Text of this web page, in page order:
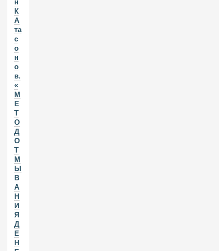
н
К
А
та
с
о
н
о
в.
«
М
Е
Т
О
Д
О
Т
М
Ы
В
А
Н
И
Я
Д
Е
Н